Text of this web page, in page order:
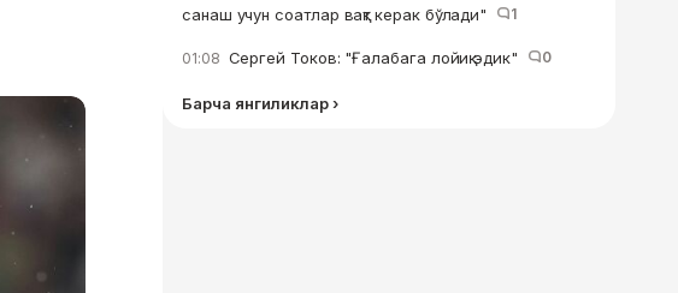
санаш учун соатлар вақт керак бўлади"
1
01:08 Сергей Токов: "Ғалабага лойиқ эдик" 0
Барча янгиликлар ›